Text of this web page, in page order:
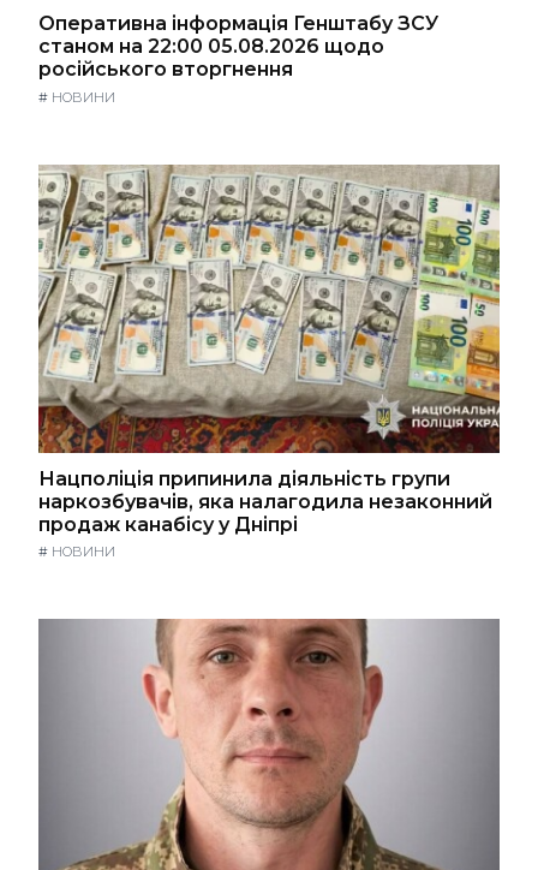
Оперативна інформація Генштабу ЗСУ
станом на 22:00 05.08.2026 щодо
російського вторгнення
# НОВИНИ
Нацполіція припинила діяльність групи
наркозбувачів, яка налагодила незаконний
продаж канабісу у Дніпрі
# НОВИНИ